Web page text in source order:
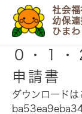
社会
幼保連
ひま
2020/04/30
０・１・
申請書
ダウンロードは